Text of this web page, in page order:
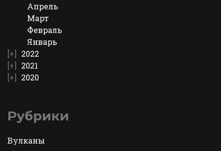
Апрель
Март
Февраль
Январь
2022
2021
2020
Рубрики
Вулканы